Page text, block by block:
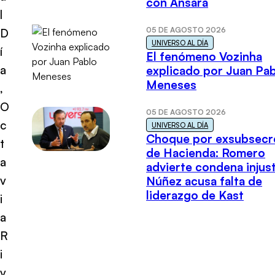
l
D
í
a
,
O
c
t
a
v
i
a
R
i
05 DE AGOSTO 2026
UNIVERSO AL DÍA
El fenómeno Vozinha
explicado por Juan
Meneses
05 DE AGOSTO 2026
UNIVERSO AL DÍA
Choque por
de Hacienda: Romero
advierte condena
Núñez acusa falta de
liderazgo de Kast